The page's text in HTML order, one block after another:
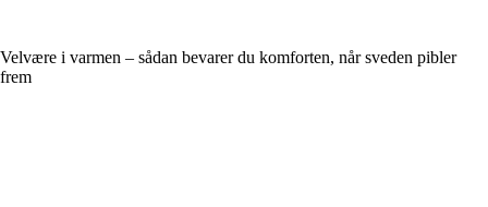
Velvære i varmen – sådan bevarer du komforten, når sveden pibler
frem